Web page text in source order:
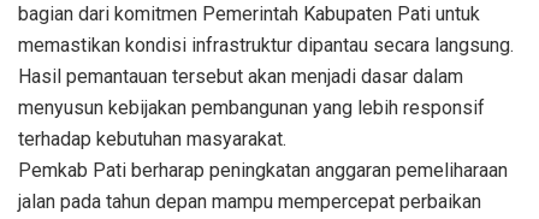
bagian dari komitmen Pemerintah Kabupaten Pati untuk
memastikan kondisi infrastruktur dipantau secara langsung.
Hasil pemantauan tersebut akan menjadi dasar dalam
menyusun kebijakan pembangunan yang lebih responsif
terhadap kebutuhan masyarakat.
Pemkab Pati berharap peningkatan anggaran pemeliharaan
jalan pada tahun depan mampu mempercepat perbaikan